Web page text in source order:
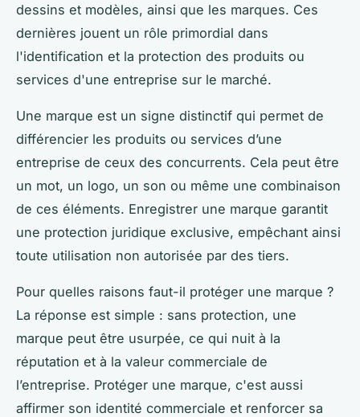
dessins et modèles, ainsi que les marques. Ces
dernières jouent un rôle primordial dans
l'identification et la protection des produits ou
services d'une entreprise sur le marché.
Une marque est un signe distinctif qui permet de
différencier les produits ou services d’une
entreprise de ceux des concurrents. Cela peut être
un mot, un logo, un son ou même une combinaison
de ces éléments. Enregistrer une marque garantit
une protection juridique exclusive, empêchant ainsi
toute utilisation non autorisée par des tiers.
Pour quelles raisons faut-il protéger une marque ?
La réponse est simple : sans protection, une
marque peut être usurpée, ce qui nuit à la
réputation et à la valeur commerciale de
l’entreprise. Protéger une marque, c'est aussi
affirmer son identité commerciale et renforcer sa